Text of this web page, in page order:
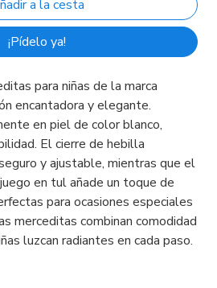
¡Pídelo ya!
para niñas de la marca
encantadora y elegante.
en piel de color blanco,
El cierre de hebilla
y ajustable, mientras que el
en tul añade un toque de
para ocasiones especiales
merceditas combinan comodidad
luzcan radiantes en cada paso.